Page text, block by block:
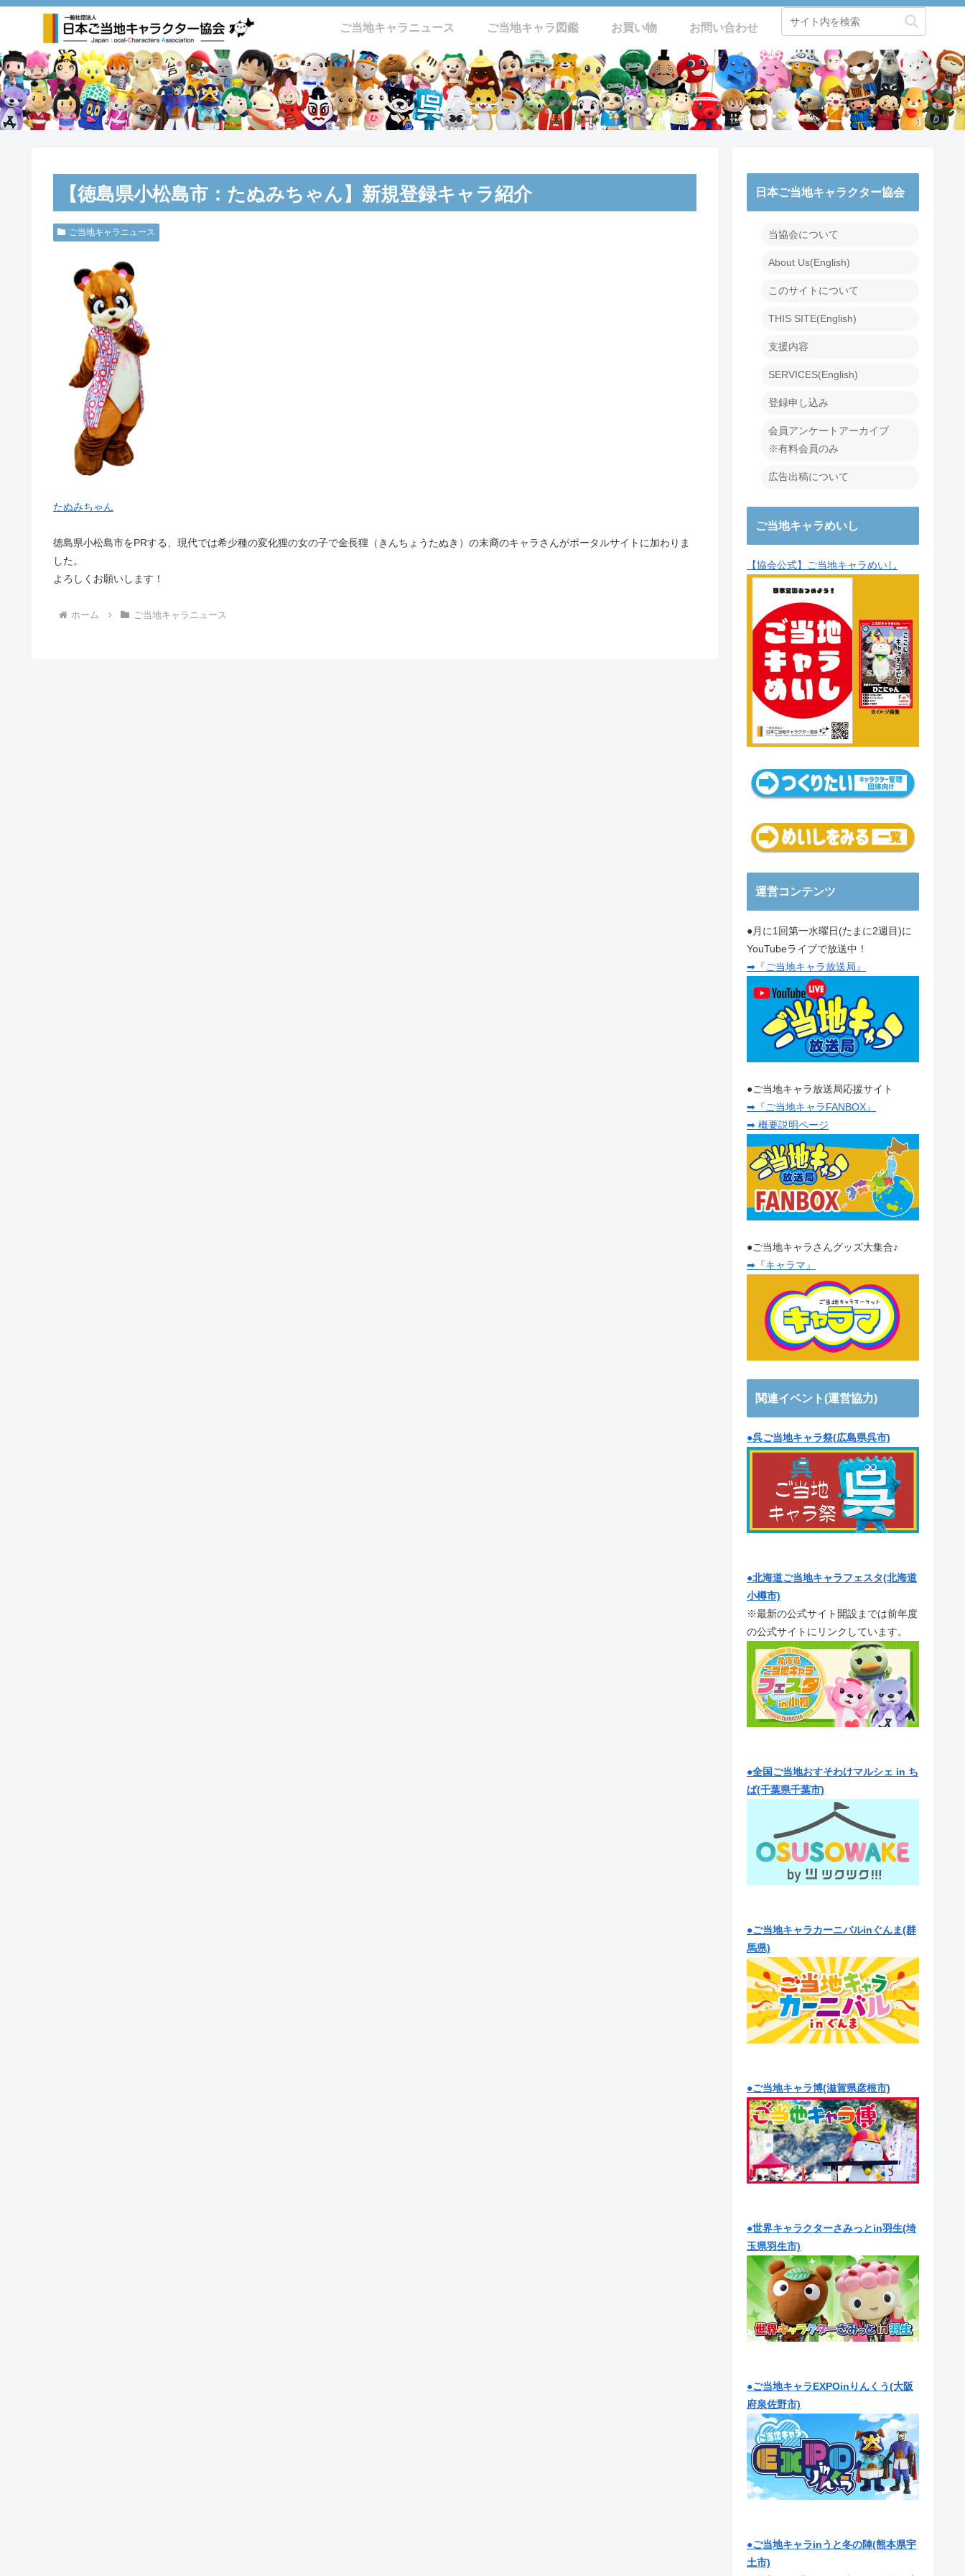
ご当地キャラニュース ご当地キャラ図鑑 お買い物 お問い合わせ
【徳島県小松島市：たぬみちゃん】新規登録キャラ紹介
ご当地キャラニュース
たぬみちゃん
徳島県小松島市をPRする、現代では希少種の変化狸の女の子で金長狸（きんちょうたぬき）の末裔のキャラさんがポータルサイトに加わりま
した。
よろしくお願いします！
ホーム ご当地キャラニュース
日本ご当地キャラクター協会
当協会について
About Us(English)
このサイトについて
THIS SITE(English)
支援内容
SERVICES(English)
登録申し込み
会員アンケートアーカイブ
※有料会員のみ
広告出稿について
ご当地キャラめいし
【協会公式】ご当地キャラめいし
運営コンテンツ
●月に1回第一水曜日(たまに2週目)に
YouTubeライブで放送中！
➡『ご当地キャラ放送局』
●ご当地キャラ放送局応援サイト
➡『ご当地キャラFANBOX』
➡ 概要説明ページ
●ご当地キャラさんグッズ大集合♪
➡『キャラマ』
関連イベント(運営協力)
●呉ご当地キャラ祭(広島県呉市)
●北海道ご当地キャラフェスタ(北海道
小樽市)
※最新の公式サイト開設までは前年度
の公式サイトにリンクしています。
●全国ご当地おすそわけマルシェ in ち
ば(千葉県千葉市)
●ご当地キャラカーニバルinぐんま(群
馬県)
●ご当地キャラ博(滋賀県彦根市)
●世界キャラクターさみっとin羽生(埼
玉県羽生市)
●ご当地キャラEXPOinりんくう(大阪
府泉佐野市)
●ご当地キャラinうと冬の陣(熊本県宇
土市)